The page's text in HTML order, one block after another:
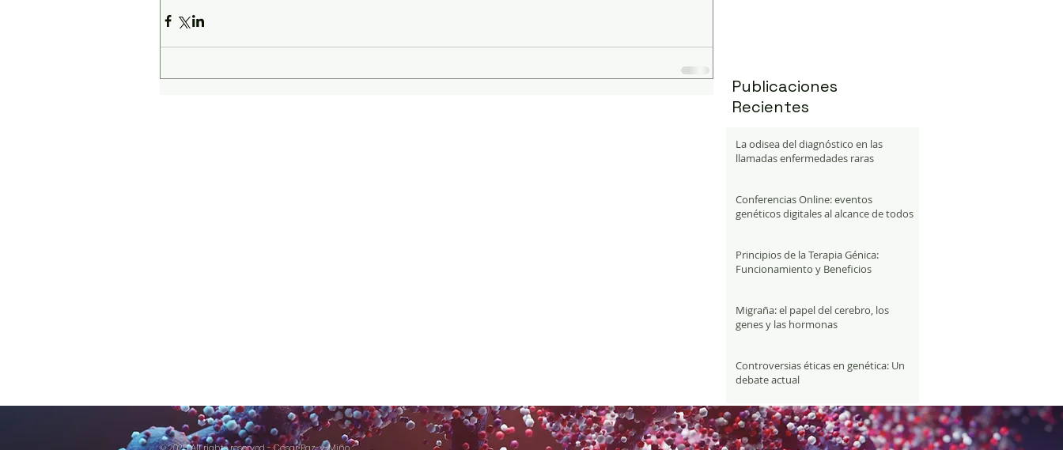
Publicaciones
Recientes
La odisea del diagnóstico en las
llamadas enfermedades raras
Conferencias Online: eventos
genéticos digitales al alcance de todos
Principios de la Terapia Génica:
Funcionamiento y Beneficios
Migraña: el papel del cerebro, los
genes y las hormonas
Controversias éticas en genética: Un
debate actual